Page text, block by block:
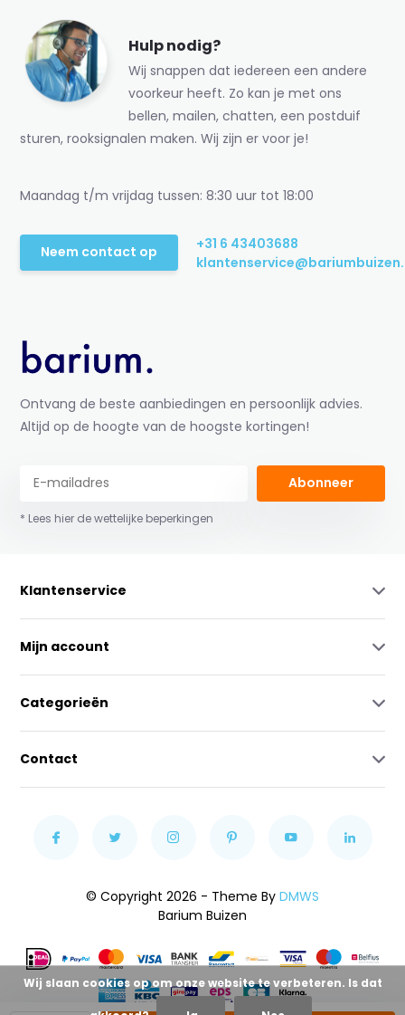
Hulp nodig?
Wij snappen dat iedereen een andere
voorkeur heeft. Zo kan je met ons
bellen, mailen, chatten, een postduif
sturen, rooksignalen maken. Wij zijn er voor je!
Maandag t/m vrijdag tussen: 8:30 uur tot 18:00
Neem contact op
+31 6 43403688
Ontvang de beste aanbiedingen en persoonlijk advies.
Altijd op de hoogte van de hoogste kortingen!
Abonneer
* Lees hier de wettelijke beperkingen
Klantenservice
Mijn account
Categorieën
Contact
© Copyright 2026 - Theme By DMWS
Barium Buizen
Wij slaan cookies op om onze website te verbeteren. Is dat